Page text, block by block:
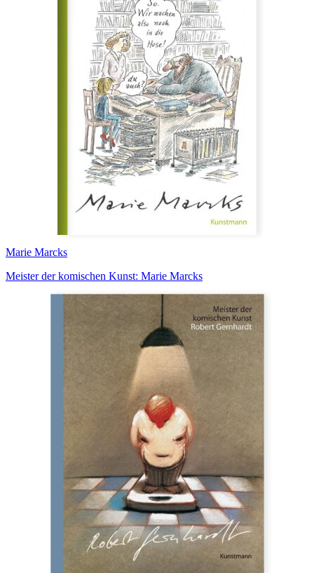
Marie Marcks
Meister der komischen Kunst: Marie Marcks